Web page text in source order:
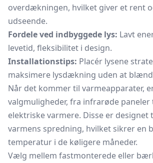
overdækningen, hvilket giver et rent
udseende.
Fordele ved indbyggede lys: Lavt
levetid, fleksibilitet i design.
Installationstips: Placér lysene
maksimere lysdækning uden at
Når det kommer til varmeapparater,
valgmuligheder, fra infrarøde paneler
elektriske varmere. Disse er designet
varmens spredning, hvilket sikrer en
temperatur i de køligere måneder.
Vælg mellem fastmonterede eller